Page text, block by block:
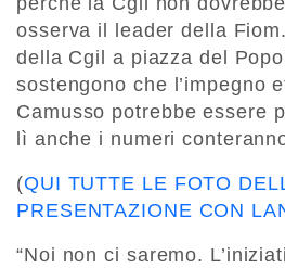
osserva il leader della
della Cgil a piazza del
sostengono che l’impegno
Camusso potrebbe essere
lì anche i numeri
(QUI TUTTE LE FOTO
PRESENTAZIONE CON
“Noi non ci saremo.